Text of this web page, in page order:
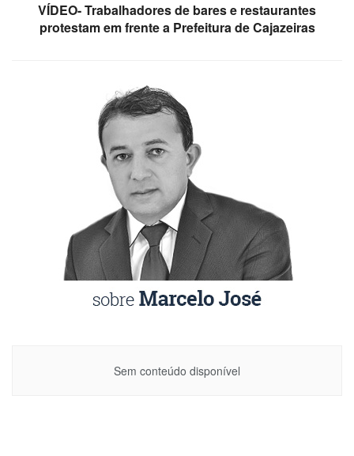
VÍDEO- Trabalhadores de bares e restaurantes
protestam em frente a Prefeitura de Cajazeiras
Sem conteúdo disponível